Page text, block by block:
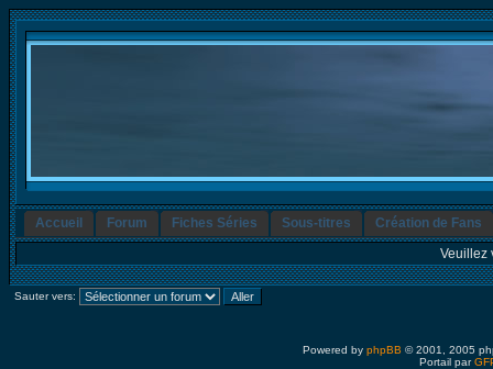
Accueil Forum Fiches Séries Sous-titres
Création de Fans
Veuillez
Sauter vers:
Powered by phpBB © 2001, 2005
Portail par